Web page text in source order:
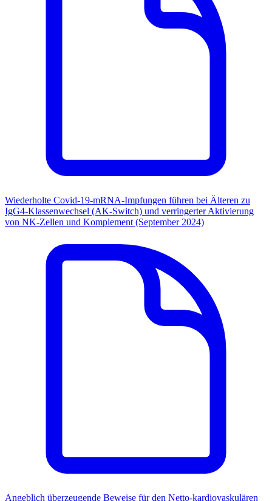
Wiederholte Covid-19-mRNA-Impfungen führen bei Älteren zu
IgG4-Klassenwechsel (AK-Switch) und verringerter Aktivierung
von NK-Zellen und Komplement (September 2024)
Angeblich überzeugende Beweise für den Netto-kardiovaskulären